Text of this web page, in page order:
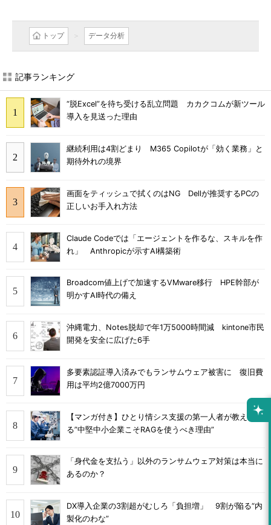
トップ データ分析
記事ランキング
“脱Excel”を待ち受ける乱立問題 カカクコムが新ツール
導入を見送った理由
継続利用は4割どまり M365 Copilotが「効く業務」と
期待外れの境界
画面をティッシュで拭くのはNG Dellが推奨するPCの
正しいお手入れ方法
Claude Codeでは「エージェントを作るな、スキルを作
れ」 Anthropicが示すAI構築術
Broadcom値上げで加速するVMware移行 HPE幹部が
明かすAI時代の備え
沖縄電力、Notes脱却で年1万5000時間減 kintone市民
開発を安全に広げた6手
多要素認証導入済みでもランサムウェア被害に 復旧費
用は平均2億7000万円
【マンガ付き】ひとり情シス支援の第一人者が教え
る”中堅中小企業こそRAGを使うべき理由”
「身代金を支払う」以外のランサムウェア対策は本当に
あるのか？
DX導入企業の3割超がむしろ「負担増」 9割が陥る“内
製化のわな”